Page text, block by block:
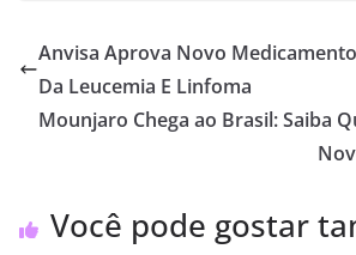
Anvisa Aprova Novo
Da Leucemia E Linfoma
Mounjaro Chega ao Brasil: Saiba
Você pode gostar